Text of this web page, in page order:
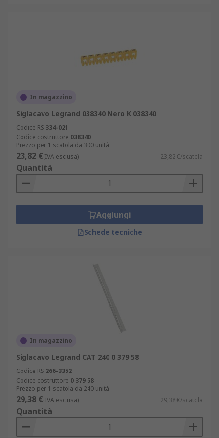
In magazzino
Siglacavo Legrand 038340 Nero K 038340
Codice RS 334-021
Codice costruttore 038340
Prezzo per 1 scatola da 300 unità
23,82 €(IVA esclusa) 23,82 €/scatola
Quantità
Aggiungi
Schede tecniche
In magazzino
Siglacavo Legrand CAT 240 0 379 58
Codice RS 266-3352
Codice costruttore 0 379 58
Prezzo per 1 scatola da 240 unità
29,38 €(IVA esclusa) 29,38 €/scatola
Quantità